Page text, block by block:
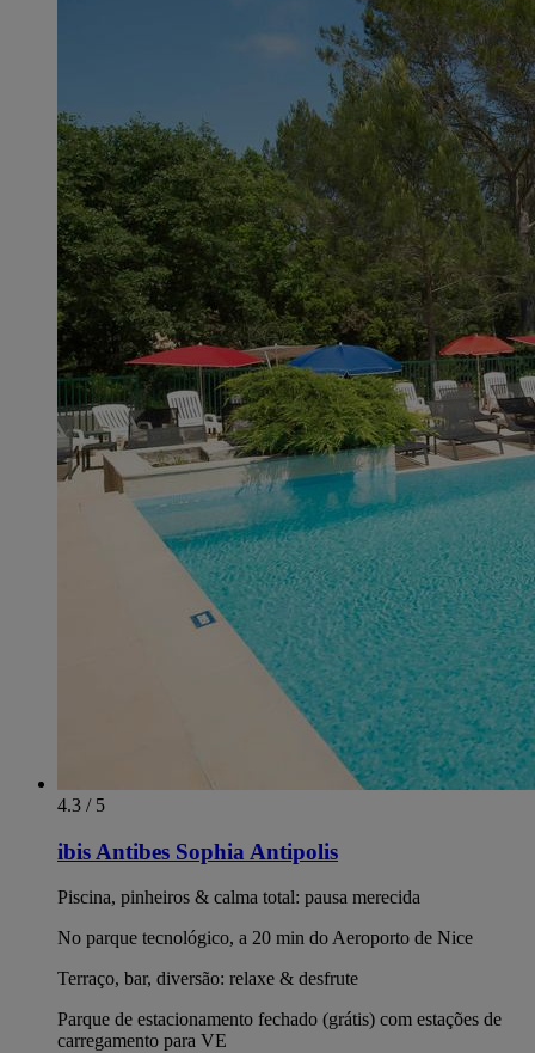
4.3 / 5
ibis Antibes Sophia Antipolis
Piscina, pinheiros & calma total: pausa merecida
No parque tecnológico, a 20 min do Aeroporto de Nice
Terraço, bar, diversão: relaxe & desfrute
Parque de estacionamento fechado (grátis) com estações de
carregamento para VE